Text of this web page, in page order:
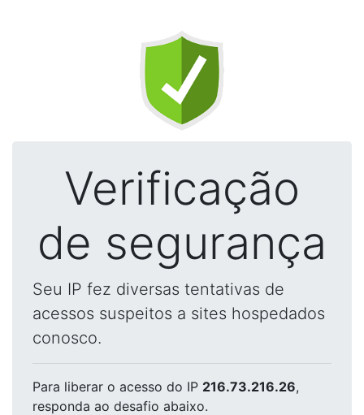
Verificação
de segurança
Seu IP fez diversas tentativas de
acessos suspeitos a sites hospedados
conosco.
Para liberar o acesso do IP 216.73.216.26,
responda ao desafio abaixo.